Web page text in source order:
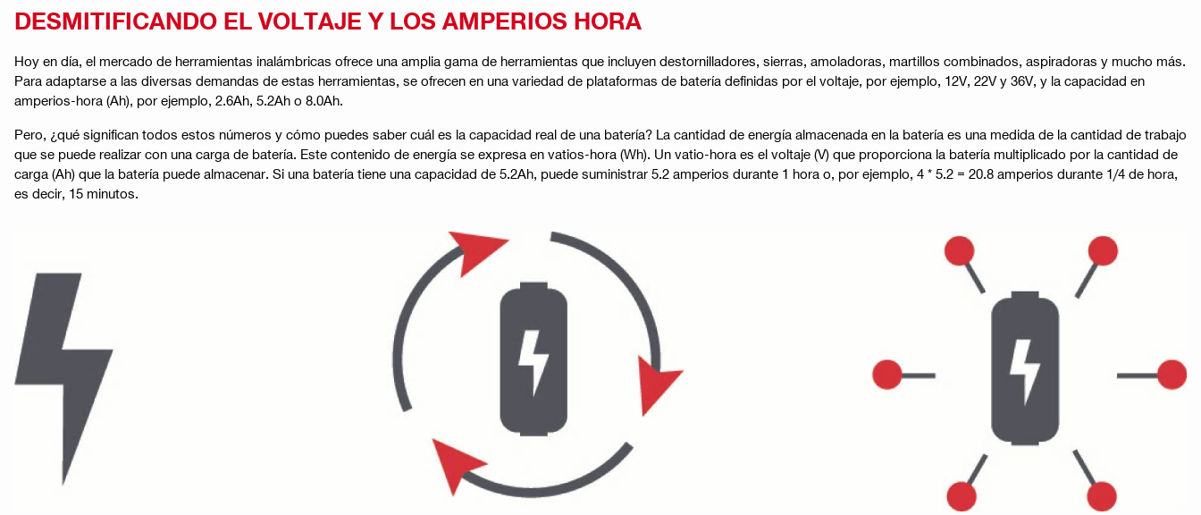
DESMITIFICANDO EL VOLTAJE Y LOS AMPERIOS HORA
Hoy en día, el mercado de herramientas inalámbricas ofrece una amplia gama de herramientas que incluyen destornilladores, sierras, amoladoras, martillos combinados, aspiradoras y mucho más.
Para adaptarse a las diversas demandas de estas herramientas, se ofrecen en una variedad de plataformas de batería definidas por el voltaje, por ejemplo, 12V, 22V y 36V, y la capacidad en
amperios-hora (Ah), por ejemplo, 2.6Ah, 5.2Ah o 8.0Ah.
Pero, ¿qué significan todos estos números y cómo puedes saber cuál es la capacidad real de una batería? La cantidad de energía almacenada en la batería es una medida de la cantidad de trabajo
que se puede realizar con una carga de batería. Este contenido de energía se expresa en vatios-hora (Wh). Un vatio-hora es el voltaje (V) que proporciona la batería multiplicado por la cantidad de
carga (Ah) que la batería puede almacenar. Si una batería tiene una capacidad de 5.2Ah, puede suministrar 5.2 amperios durante 1 hora o, por ejemplo, 4 * 5.2 = 20.8 amperios durante 1/4 de hora,
es decir, 15 minutos.